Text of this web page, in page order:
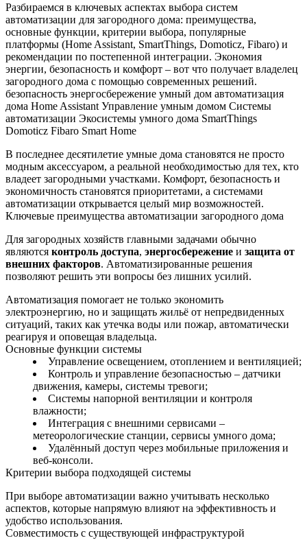
Разбираемся в ключевых аспектах выбора систем
автоматизации для загородного дома: преимущества,
основные функции, критерии выбора, популярные
платформы (Home Assistant, SmartThings, Domoticz, Fibaro) и
рекомендации по постепенной интеграции. Экономия
энергии, безопасность и комфорт – вот что получает владелец
загородного дома с помощью современных решений.
безопасность энергосбережение умный дом автоматизация
дома Home Assistant Управление умным домом Системы
автоматизации Экосистемы умного дома SmartThings
Domoticz Fibaro Smart Home
В последнее десятилетие умные дома становятся не просто
модным аксессуаром, а реальной необходимостью для тех, кто
владеет загородными участками. Комфорт, безопасность и
экономичность становятся приоритетами, а системами
автоматизации открывается целый мир возможностей.
Ключевые преимущества автоматизации загородного дома
Для загородных хозяйств главными задачами обычно
являются контроль доступа, энергосбережение и защита от
внешних факторов. Автоматизированные решения
позволяют решить эти вопросы без лишних усилий.
Автоматизация помогает не только экономить
электроэнергию, но и защищать жильё от непредвиденных
ситуаций, таких как утечка воды или пожар, автоматически
реагируя и оповещая владельца.
Основные функции системы
Управление освещением, отоплением и вентиляцией;
Контроль и управление безопасностью – датчики
движения, камеры, системы тревоги;
Системы напорной вентиляции и контроля
влажности;
Интеграция с внешними сервисами –
метеорологические станции, сервисы умного дома;
Удалённый доступ через мобильные приложения и
веб‑консоли.
Критерии выбора подходящей системы
При выборе автоматизации важно учитывать несколько
аспектов, которые напрямую влияют на эффективность и
удобство использования.
Совместимость с существующей инфраструктурой